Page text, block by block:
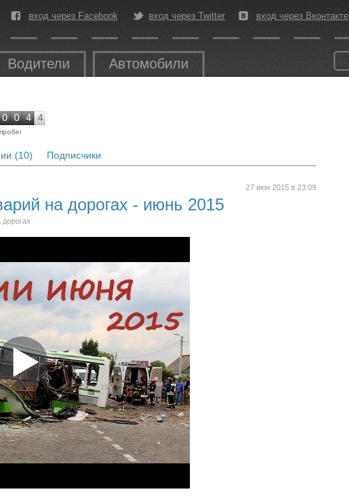
вход через Facebook вход через Twitter вход через Вконтакте
Водители Автомобили
0 0 4 4
пробег
(10) Подписчики
27 июн 2015 в 23:09
на дорогах - июнь 2015